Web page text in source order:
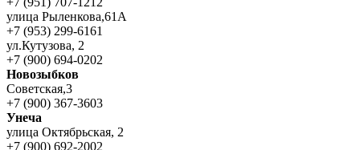
улица Рыленкова,61А
+7 (953) 299-6161
ул.Кутузова, 2
+7 (900) 694-0202
Новозыбков
Советская,3
+7 (900) 367-3603
Унеча
улица Октябрьская, 2
+7 (900) 692-2002